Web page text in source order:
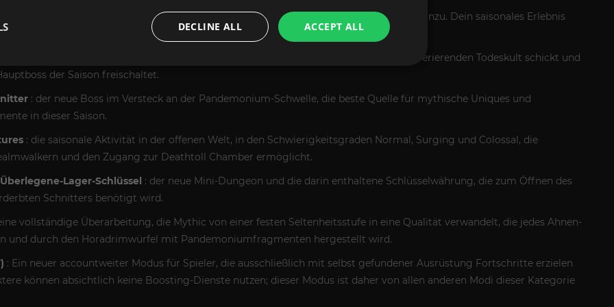
fügt dem bestehenden Endgame von „Lord of Hatred“ eigene saisonale Systeme hinzu. Dein saisonales Erlebnis
: die saisonale Questreihe, die euch auf die Jagd nach dem in Zarbinzet operierenden Todeskult schickt und
der Saison freischaltet.
: der neue Boss im Versteck an der Pandemonium-Schwelle, die beste Quelle für mythische Uniques und
in dieser Saison.
: die saisonale Aktivität in der offenen Welt, in den Schwierigkeitsgraden Normal, Surging und Colossal, die
und den Zugang zur Deathtoll Chamber ermöglicht.
Lager-Schlüssel : der neue Mini-Dungeon und die darin enthaltene Schlüsselwährung, die zum Öffnen des
Schnitters benötigt wird.
vollständige Überarbeitung, die Mythic von einer festen Seltenheitsstufe in eine Qualität verwandelt, die jedes Ahnen-
und durch den Horadrimwürfel mit Pandemoniumfragmenten hergestellt wird.
: Ein neuer accountweiter Modus für Spieler, die ausschließlich mit selbst gefundener Ausrüstung Fortschritte erzielen
können absichtlich keine Boosting-Dienste nutzen; dieser Modus ist daher von allen anderen Modi dieser Kategorie
ACCEPT ALL
DECLINE ALL